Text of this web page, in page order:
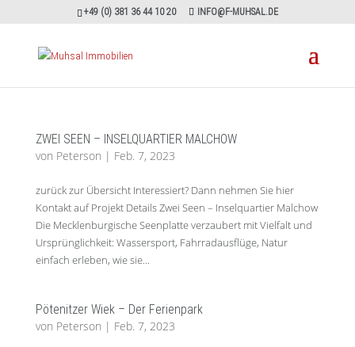
+49 (0) 381 36 44 10 20 INFO@F-MUHSAL.DE
ZWEI SEEN – INSELQUARTIER MALCHOW
von Peterson | Feb. 7, 2023
zurück zur Übersicht Interessiert? Dann nehmen Sie hier
Kontakt auf Projekt Details Zwei Seen – Inselquartier Malchow
Die Mecklenburgische Seenplatte verzaubert mit Vielfalt und
Ursprünglichkeit: Wassersport, Fahrradausflüge, Natur
einfach erleben, wie sie...
Pötenitzer Wiek – Der Ferienpark
von Peterson | Feb. 7, 2023